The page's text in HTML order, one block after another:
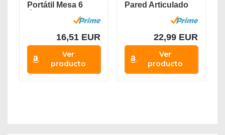
Portátil Mesa 6
16,51 EUR
Ver
producto
Pared Articulado
22,99 EUR
Ver
producto